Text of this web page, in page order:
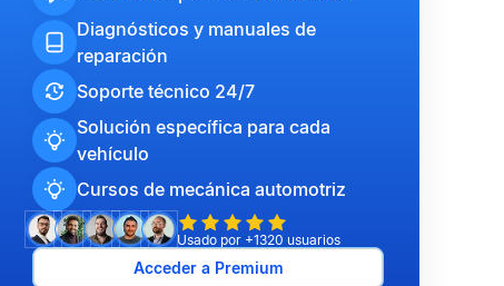
Diagnósticos y manuales de
reparación
Soporte técnico 24/7
Solución específica para cada
vehículo
Cursos de mecánica automotriz
Usado por +1320 usuarios
Acceder a Premium